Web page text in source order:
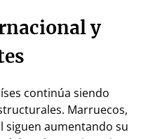
y
continúa siendo
Marruecos,
siguen aumentando su